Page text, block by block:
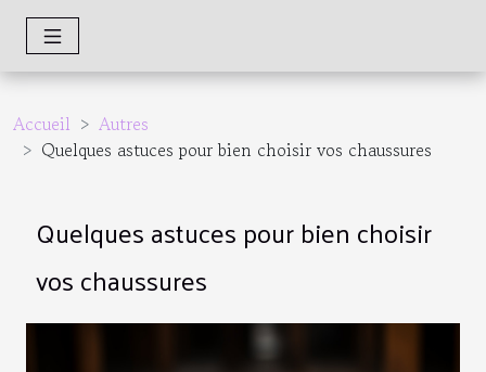
Accueil
Autres
Quelques astuces pour bien choisir vos chaussures
Quelques astuces pour bien choisir
vos chaussures